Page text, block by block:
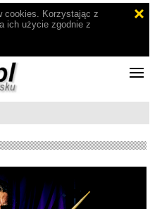
cookies. Korzystając z
ich użycie zgodnie z